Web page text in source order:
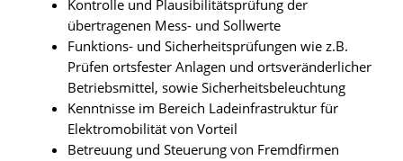
Kontrolle und Plausibilitätsprüfung der
übertragenen Mess- und Sollwerte
Funktions- und Sicherheitsprüfungen wie z.B.
Prüfen ortsfester Anlagen und ortsveränderlicher
Betriebsmittel, sowie Sicherheitsbeleuchtung
Kenntnisse im Bereich Ladeinfrastruktur für
Elektromobilität von Vorteil
Betreuung und Steuerung von Fremdfirmen